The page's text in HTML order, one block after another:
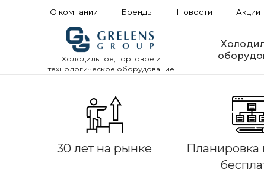
О компании Бренды Новости Акции
Холодильное, торговое и
технологическое оборудование
30 лет на рынке
Планировка